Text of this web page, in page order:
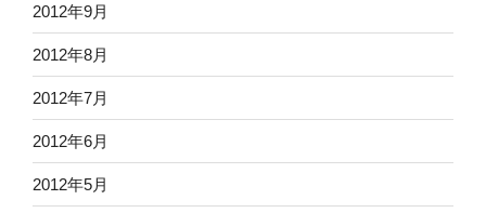
2012年9月
2012年8月
2012年7月
2012年6月
2012年5月